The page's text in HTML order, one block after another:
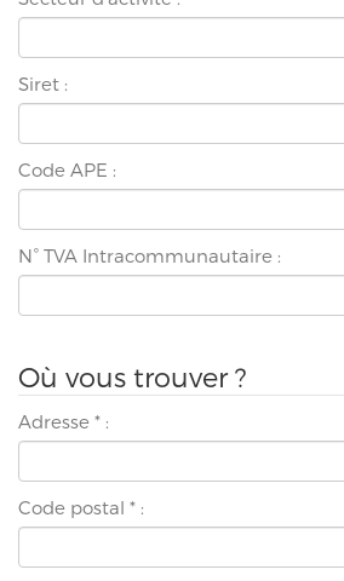
Siret :
Code APE :
N° TVA Intracommunautaire :
Où vous trouver ?
Adresse * :
Code postal * :